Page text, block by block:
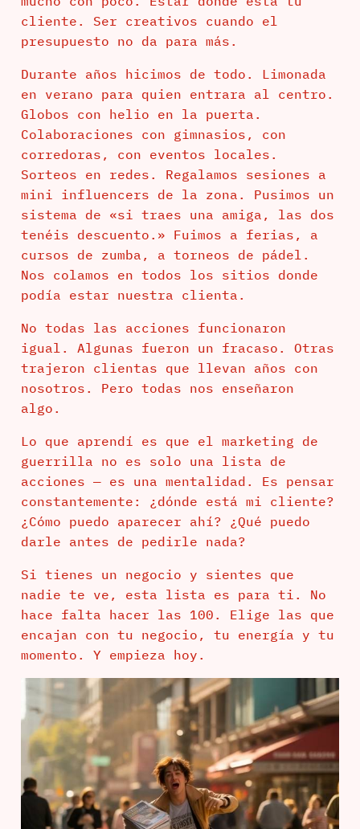
cliente. Ser creativos cuando el
presupuesto no da para más.
Durante años hicimos de todo. Limonada
en verano para quien entrara al centro.
Globos con helio en la puerta.
Colaboraciones con gimnasios, con
corredoras, con eventos locales.
Sorteos en redes. Regalamos sesiones a
mini influencers de la zona. Pusimos un
sistema de «si traes una amiga, las dos
tenéis descuento.» Fuimos a ferias, a
cursos de zumba, a torneos de pádel.
Nos colamos en todos los sitios donde
podía estar nuestra clienta.
No todas las acciones funcionaron
igual. Algunas fueron un fracaso. Otras
trajeron clientas que llevan años con
nosotros. Pero todas nos enseñaron
algo.
Lo que aprendí es que el marketing de
guerrilla no es solo una lista de
acciones — es una mentalidad. Es pensar
constantemente: ¿dónde está mi cliente?
¿Cómo puedo aparecer ahí? ¿Qué puedo
darle antes de pedirle nada?
Si tienes un negocio y sientes que
nadie te ve, esta lista es para ti. No
hace falta hacer las 100. Elige las que
encajan con tu negocio, tu energía y tu
momento. Y empieza hoy.